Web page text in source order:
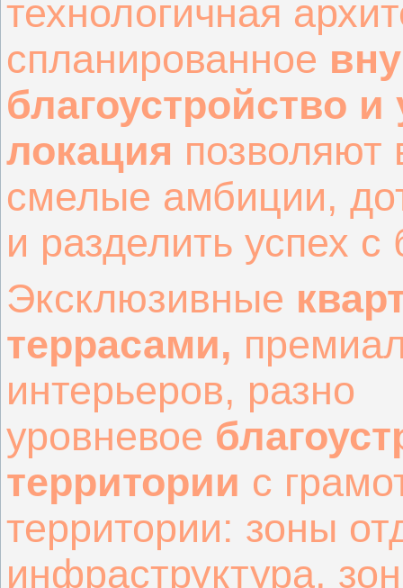
технологичная
спланированное
благоустройство и
локация позволяют
смелые амбиции,
и разделить успех с
Эксклюзивные
террасами,
интерьеров, разно
уровневое
территории с
территории: зоны
инфраструктура,